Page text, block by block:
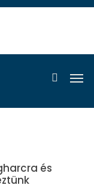
search
és